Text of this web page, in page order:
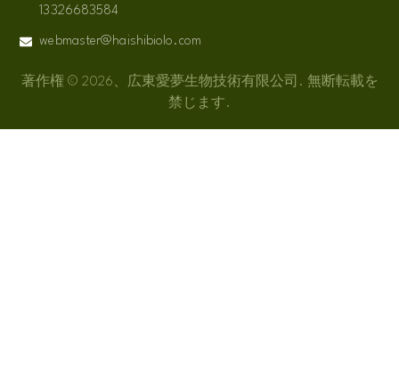
13326683584
webmaster@haishibiolo.com
著作権 © 2026、広東愛夢生物技術有限公司. 無断転載を
禁じます.